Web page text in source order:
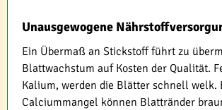
Unausgewogene
Ein Übermaß an Stickstoff führt zu
Blattwachstum auf Kosten der Qualität.
Kalium, werden die Blätter schnell welk.
Calciummangel können Blattränder